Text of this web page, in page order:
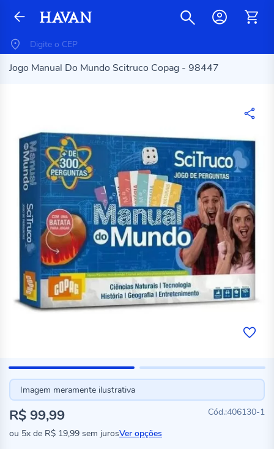
Jogo Manual Do Mundo Scitruco Copag - 98447
Imagem meramente ilustrativa
406130-1
R$ 99,99
ou 5x de R$ 19,99 sem jurosVer opções